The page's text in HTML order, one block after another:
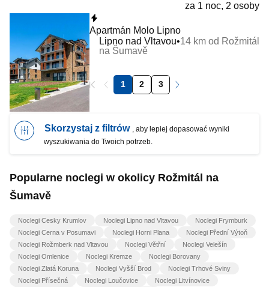
za 1 noc, 2 osoby
Apartmán Molo Lipno
Lipno nad Vltavou 14 km od Rožmitál
na Šumavě
1 2 3
Skorzystaj z filtrów , aby lepiej dopasować wyniki
wyszukiwania do Twoich potrzeb.
Popularne noclegi w okolicy Rožmitál na
Šumavě
Noclegi Cesky Krumlov Noclegi Lipno nad Vltavou
Noclegi Frymburk
Noclegi Cerna v Posumavi
Noclegi Horni Plana
Noclegi Přední Výtoň
Noclegi Rožmberk nad Vltavou
Noclegi Větřní
Noclegi Velešín
Noclegi Omlenice
Noclegi Kremze
Noclegi Borovany
Noclegi Zlatá Koruna
Noclegi Vyšší Brod
Noclegi Trhové Sviny
Noclegi Přísečná
Noclegi Loučovice
Noclegi Litvínovice